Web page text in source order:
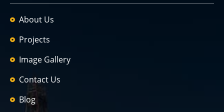
About Us
Projects
Image Gallery
Contact Us
Blog